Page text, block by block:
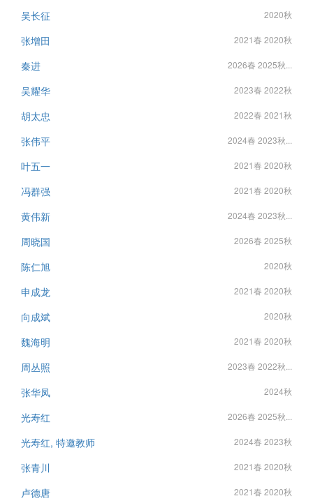
吴长征 2020秋
张增田 2021春 2020秋
秦进 2026春 2025秋...
吴耀华 2023春 2022秋
胡太忠 2022春 2021秋
张伟平 2024春 2023秋...
叶五一 2021春 2020秋
冯群强 2021春 2020秋
黄伟新 2024春 2023秋...
周晓国 2026春 2025秋
陈仁旭 2020秋
申成龙 2021春 2020秋
向成斌 2020秋
魏海明 2021春 2020秋
周丛照 2023春 2022秋...
张华凤 2024秋
光寿红 2026春 2025秋...
光寿红, 特邀教师 2024春 2023秋
张青川 2021春 2020秋
卢德唐 2021春 2020秋